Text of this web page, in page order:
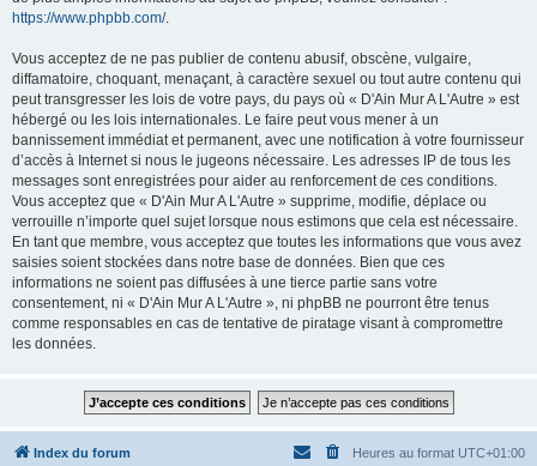
https://www.phpbb.com/.
Vous acceptez de ne pas publier de contenu abusif, obscène, vulgaire,
diffamatoire, choquant, menaçant, à caractère sexuel ou tout autre contenu qui
peut transgresser les lois de votre pays, du pays où « D'Ain Mur A L'Autre » est
hébergé ou les lois internationales. Le faire peut vous mener à un
bannissement immédiat et permanent, avec une notification à votre fournisseur
d’accès à Internet si nous le jugeons nécessaire. Les adresses IP de tous les
messages sont enregistrées pour aider au renforcement de ces conditions.
Vous acceptez que « D'Ain Mur A L'Autre » supprime, modifie, déplace ou
verrouille n’importe quel sujet lorsque nous estimons que cela est nécessaire.
En tant que membre, vous acceptez que toutes les informations que vous avez
saisies soient stockées dans notre base de données. Bien que ces
informations ne soient pas diffusées à une tierce partie sans votre
consentement, ni « D'Ain Mur A L'Autre », ni phpBB ne pourront être tenus
comme responsables en cas de tentative de piratage visant à compromettre
les données.
Index du forum Heures au format UTC+01:00